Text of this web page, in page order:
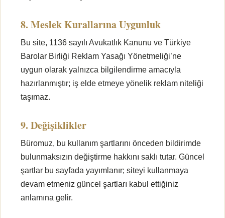
8. Meslek Kurallarına Uygunluk
Bu site, 1136 sayılı Avukatlık Kanunu ve Türkiye
Barolar Birliği Reklam Yasağı Yönetmeliği’ne
uygun olarak yalnızca bilgilendirme amacıyla
hazırlanmıştır; iş elde etmeye yönelik reklam niteliği
taşımaz.
9. Değişiklikler
Büromuz, bu kullanım şartlarını önceden bildirimde
bulunmaksızın değiştirme hakkını saklı tutar. Güncel
şartlar bu sayfada yayımlanır; siteyi kullanmaya
devam etmeniz güncel şartları kabul ettiğiniz
anlamına gelir.